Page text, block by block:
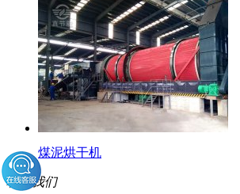
煤泥烘干机
联系我们